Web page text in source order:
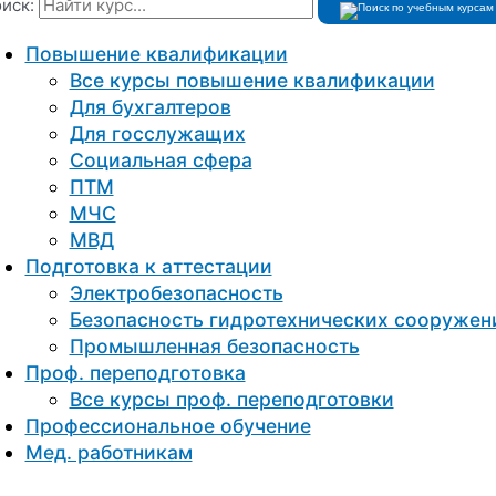
Повышение квалификации
Все курсы повышение квалификации
Для бухгалтеров
Для госслужащих
Социальная сфера
ПТМ
МЧС
МВД
Подготовка к aттестации
Электробезопасность
Безопасность гидротехнических
Промышленная безопасность
Проф. переподготовка
Все курсы проф. переподготовки
Профессиональное обучение
Мед. работникам